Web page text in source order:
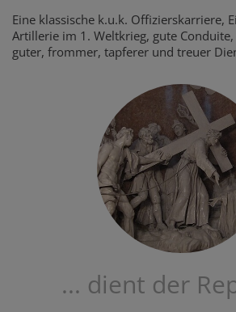
Eine klassische k.u.k. Offizierskarriere,
Artillerie im 1. Weltkrieg, gute
guter, frommer, tapferer und treuer
... dient der